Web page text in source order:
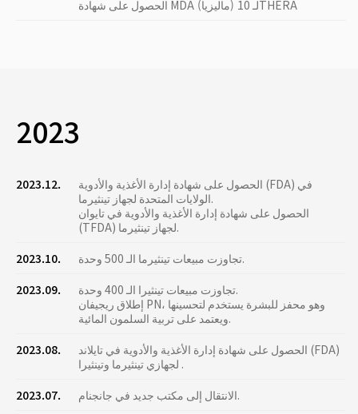
الحصول على شهادة MDA (ماليزيا) لـ 10THERA
2023
2023.12.
الحصول على شهادة إدارة الأغذية والأدوية (FDA) في
الولايات المتحدة لجهاز تينثيرما.
الحصول على شهادة إدارة الأغذية والأدوية في تايوان
(TFDA) لجهاز تينثيرما.
2023.10.
تجاوزت مبيعات تينثيرما الـ 500 وحدة.
2023.09.
تجاوزت مبيعات تينثيرا الـ 400 وحدة.
إطلاق ريجيفان PN، وهو محفز للبشرة يستخدم لتحسينها
ويعتمد على تربية السلمون المائية.
2023.08.
الحصول على شهادة إدارة الأغذية والأدوية في تايلاند (FDA)
لجهازي تينثيرما وتينثيرا .
2023.07.
الانتقال إلى مكتب جديد في جانجنام.